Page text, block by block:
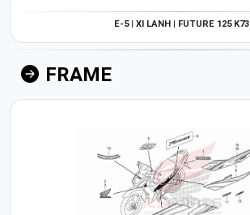
E-5 | XI LANH | FUTURE 125 K73
FRAME